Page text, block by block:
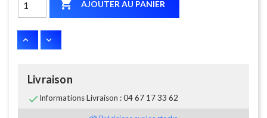
 AJOUTER AU PANIER
Livraison
Informations Livraison : 04 67 17 33 62